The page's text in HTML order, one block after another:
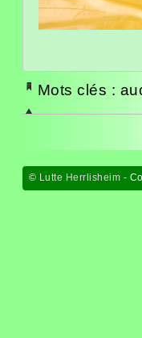
Mots clés :
© Lutte Herrlisheim -